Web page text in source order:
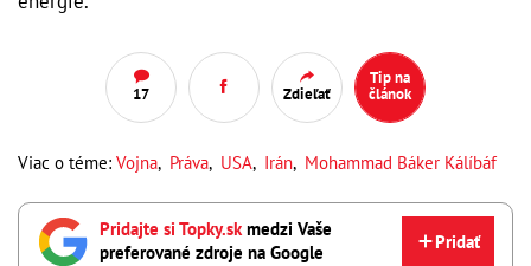
17 Zdieľať
Tip na
článok
Viac o téme: Vojna, Práva, USA, Irán, Mohammad Báker Kálíbáf
Pridajte si Topky.skmedzi Vaše
preferované zdroje na Google
Pridať